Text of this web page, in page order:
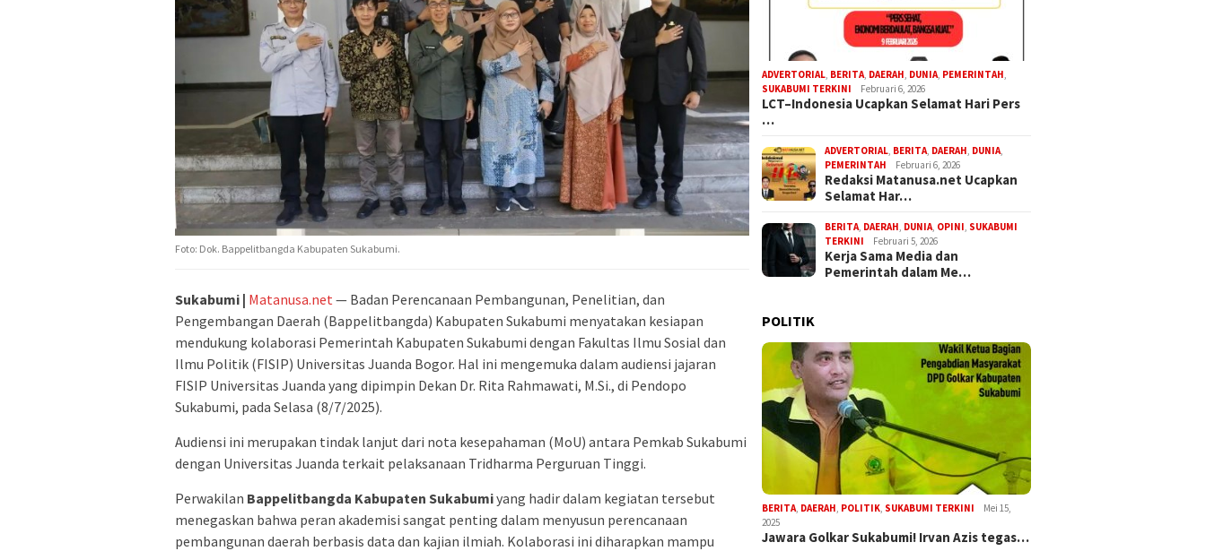
Foto: Dok. Bappelitbangda Kabupaten Sukabumi.
Sukabumi | Matanusa.net — Badan Perencanaan Pembangunan, Penelitian, dan
Pengembangan Daerah (Bappelitbangda) Kabupaten Sukabumi menyatakan kesiapan
mendukung kolaborasi Pemerintah Kabupaten Sukabumi dengan Fakultas Ilmu Sosial dan
Ilmu Politik (FISIP) Universitas Juanda Bogor. Hal ini mengemuka dalam audiensi jajaran
FISIP Universitas Juanda yang dipimpin Dekan Dr. Rita Rahmawati, M.Si., di Pendopo
Sukabumi, pada Selasa (8/7/2025).
Audiensi ini merupakan tindak lanjut dari nota kesepahaman (MoU) antara Pemkab Sukabumi
dengan Universitas Juanda terkait pelaksanaan Tridharma Perguruan Tinggi.
Perwakilan Bappelitbangda Kabupaten Sukabumiyang hadir dalam kegiatan tersebut
menegaskan bahwa peran akademisi sangat penting dalam menyusun perencanaan
pembangunan daerah berbasis data dan kajian ilmiah. Kolaborasi ini diharapkan mampu
ADVERTORIAL BERITA DAERAH DUNIA PEMERINTAH
SUKABUMI TERKINI
Februari 6, 2026
LCT–Indonesia Ucapkan Selamat Hari Pers
…
ADVERTORIAL BERITA DAERAH DUNIA
PEMERINTAH
Februari 6, 2026
Redaksi Matanusa.net Ucapkan
Selamat Har…
BERITA DAERAH DUNIA OPINI SUKABUMI
TERKINI
Februari 5, 2026
Kerja Sama Media dan
Pemerintah dalam Me…
POLITIK
BERITA DAERAH POLITIK SUKABUMI TERKINI
Mei 15,
2025
Jawara Golkar Sukabumi! Irvan Azis tegas…